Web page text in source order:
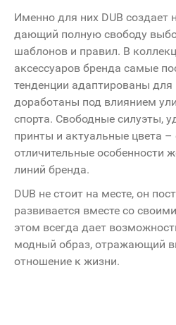
Именно для них DUB создает
дающий полную свободу
шаблонов и правил. В
аксессуаров бренда самые
тенденции адаптированы
доработаны под влиянием
спорта. Свободные силуэты,
принты и актуальные цвета
отличительные особенности
линий бренда.
DUB не стоит на месте, он
развивается вместе со
этом всегда дает
модный образ, отражающий
отношение к жизни.